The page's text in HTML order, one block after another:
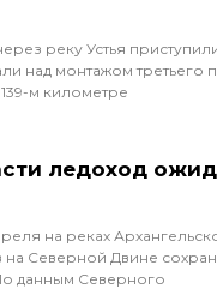
реку Устья
над монтажом
м километре
ледоход
на реках
Северной Двине
данным Северного